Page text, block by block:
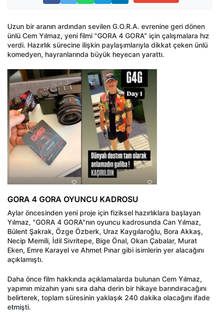
Uzun bir aranın ardından sevilen G.O.R.A. evrenine geri dönen
ünlü Cem Yılmaz, yeni filmi "GORA 4 GORA" için çalışmalara hız
verdi. Hazırlık sürecine ilişkin paylaşımlarıyla dikkat çeken ünlü
komedyen, hayranlarında büyük heyecan yarattı.
GORA 4 GORA OYUNCU KADROSU
Aylar öncesinden yeni proje için fiziksel hazırlıklara başlayan
Yılmaz, "GORA 4 GORA"nın oyuncu kadrosunda Can Yılmaz,
Bülent Şakrak, Özge Özberk, Uraz Kaygılaroğlu, Bora Akkaş,
Necip Memili, İdil Sivritepe, Bige Önal, Okan Çabalar, Murat
Eken, Emre Karayel ve Ahmet Pınar gibi isimlerin yer alacağını
açıklamıştı.
Daha önce film hakkında açıklamalarda bulunan Cem Yılmaz,
yapımın mizahın yanı sıra daha derin bir hikaye barındıracağını
belirterek, toplam süresinin yaklaşık 240 dakika olacağını ifade
etmişti.